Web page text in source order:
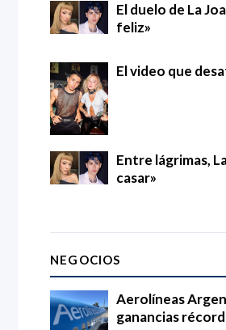
El duelo de La
feliz»
El video que
Entre lágrimas,
casar»
NEGOCIOS
Aerolíneas
ganancias récord